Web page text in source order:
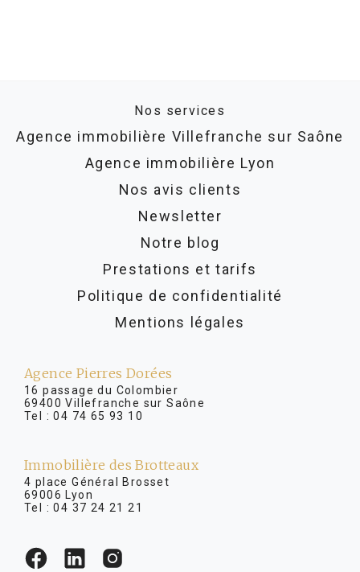
Nos services
Agence immobilière Villefranche sur Saône
Agence immobilière Lyon
Nos avis clients
Newsletter
Notre blog
Prestations et tarifs
Politique de confidentialité
Mentions légales
Agence Pierres Dorées
16 passage du Colombier
69400 Villefranche sur Saône
Tel :04 74 65 93 10
Immobilière des Brotteaux
4 place Général Brosset
69006 Lyon
Tel :04 37 24 21 21